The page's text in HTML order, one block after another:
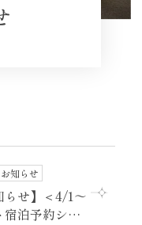
お知らせ
らせ】＜4/1～
宿泊予約シス